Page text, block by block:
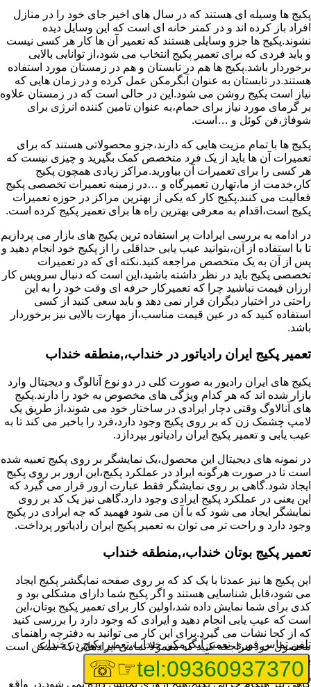
پکیج ها وسیله ای هستند که در سال های اخیر جای خود را در منازل
افراد باز کرده اند و در کمتر خانه ای است که این وسایل دیده
نشوند.پکیج ها جزو وسایلی هستند که تعمیر آن ها کار هر کسی نیست
و باید فردی که برای تعمیر پکیج انتخاب می شود،از توانایی بالایی
برخوردار باشد.پکیج ها هم در تابستان و هم در زمستان مورد استفاده
هستند.در تابستان به عنوان آبگرمکن عمل کرده و در زمان هایی که
نیاز است پکیج روشن می شود.این در حالی است که در زمستان علاوه
بر گرمای مورد نیاز برای حمام،به عنوان تامین کننده انرژی برای
شوفاژ،فن کوئل و …است.
پکیج ها با تمام مزیت هایی که دارند،جزو محصولاتی هستند که برای
تعمیرات آن ها باید از یک فرد متخصص کمک بگیرید و چیزی نیست که
هر کسی را برای تعمیرات آن بیاورید.مراکز زیادی همچون پکیج
کار،خدمت از ما،تهارن تعمیرگاه و …در زمینه تعمیرات تخصصی پکیج
فعالیت می کنند.پکیج کار که یکی از بهترین مراکز در حوزه تعمیرات
پکیج است،اقدام به معرفی بهترین راه ها برای تعمیر پکیج کرده است.
در ادامه به بررسی ایرادات پر استفاده ترین پکیج های بازار می پردازیم
تا با استفاده از آن،بتوانید عیب یابی حداقلی را از پکیج خود انجام دهید و
پس از آن به یک متخصص مراجعه کنید.نکته ای که در تعمیرات
تخصصی پکیج باید در نظر داشته باشید،این است که دنبال سرویس کار
ارزان قیمت نباشید چرا که تعمیرکار حرفه ای وقت خود را به این
راحتی در اختیار دیگران قرار نمی دهد و باید سعی کنید از کسی
استفاده کنید که در عین قیمت مناسب،از مهارت بالایی نیز برخوردار
باشد.
تعمیر پکیج ایران رادیاتور در خنداب،,منطقه خنداب
پکیج های ایران رادیور به صورت کلی در دو نوع آنالوگ و دیجیتال وارد
بازار شده اند که هر کدام ویژگی های مخصوص به خود را دارند.پکیج
های آنالاوگ وقتی دچار ایرادی در ساختار خود می شوند،از طریق یک
لامپ چشمک زن که بر روی پکیج وجود دارد،فرد را باخبر می کند تا به
عیب یابی و تعمیر پکیج ایران رادیاتور بپردازد.
در نمونه های دیجیتال این محصول،یک نمایشگر بر روی پکیج تعبیه شده
است تا در صورت هرگونه ایراد در عملکرد پکیج،این ارور بر روی پکیج
ایجاد شود.گاهی بر روی نمایشگر فقط عبارت ارور قرار می گیرد که
این یعنی در عملکرد پکیج ایرادی وجود دارد.گاهی نیز یک کد بر روی
نمایشگر ایجاد می شود که با آن می شود فهمید که چه ایرادی در پکیج
وجود دارد و راحت تر می توان به تعمیر پکیج ایران رادیاتور پرداخت.
تعمیر پکیج بوتان خنداب،,منطقه خنداب
این پکیج ها نیز عمدتا با یک کد که بر روی صفحه نمایگشر پکیج ایجاد
می شود،قابل شناسایی هستند و اگر پکیج شما دارای مشکلی بود و
کدی برای شما نمایش داده شد،اولین کار برای تعمیر پکیج بوتان،این
است که عیب یابی انجام دهید و ایرادی که وجود دارد را بررسی کنید
که از کجا نشات می گیرد.برای این کار می توانید به دفترچه راهنمای
محصول خود مراجعه کنید که معمولا تمامی ایرادهایی که ممکن است
برای پکیج پیش بیاید در آن قرار گرفته است.
گاهی نیز هنگام خرابی پکیج،هیچ اروری نمایش داده نمی شود.در واقع
تلفن تماس فوریتعمیر آبگرمکن خنداب،تعمیر پکیج در خنداب
tel:09360937370
☞☏